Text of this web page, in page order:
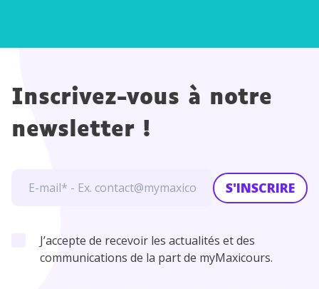
Inscrivez-vous à notre
newsletter !
S'INSCRIRE
J’accepte de recevoir les actualités et des
communications de la part de myMaxicours.